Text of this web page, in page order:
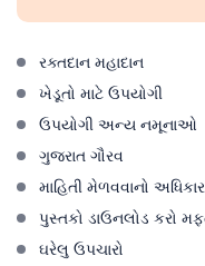
રક્તદાન મહાદાન
ખેડૂતો માટે ઉપયોગી
ઉપયોગી અન્ય નમૂનાઓ
ગુજરાત ગૌરવ
માહિતી મેળવવાનો અધિકાર
પુસ્તકો ડાઉનલોડ કરો
ઘરેલુ ઉપચારો